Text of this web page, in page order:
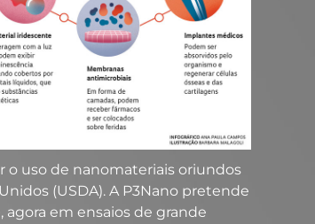
o uso de nanomateriais oriundos
(USDA). A P3Nano pretende
em ensaios de grande